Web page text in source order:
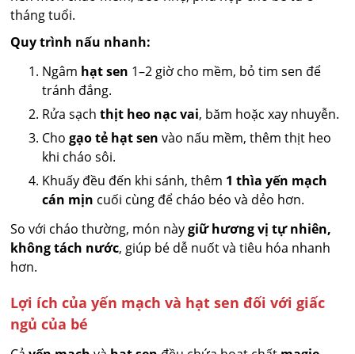
tháng tuổi.
Quy trình nấu nhanh:
Ngâm hạt sen 1–2 giờ cho mềm, bỏ tim sen để
tránh đắng.
Rửa sạchthịt heo nạc vai, băm hoặc xay nhuyễn.
Chogạo tẻ hạt sen vào nấu mềm, thêm thịt heo
khi cháo sôi.
Khuấy đều đến khi sánh, thêm 1 thìa yến mạch
cán mịn cuối cùng để cháo béo và dẻo hơn.
So với cháo thường, món nàygiữ hương vị tự nhiên,
không tách nước, giúp bé dễ nuốt và tiêu hóa nhanh
hơn.
Lợi ích của yến mạch và hạt sen đối với giấc
ngủ của bé